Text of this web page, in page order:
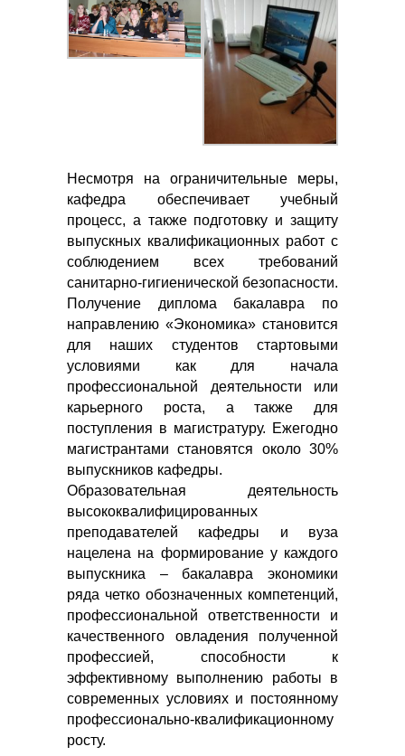
Несмотря на ограничительные меры,
кафедра обеспечивает учебный
процесс, а также подготовку и защиту
выпускных квалификационных работ с
соблюдением всех требований
санитарно-гигиенической безопасности.
Получение диплома бакалавра по
направлению «Экономика» становится
для наших студентов стартовыми
условиями как для начала
профессиональной деятельности или
карьерного роста, а также для
поступления в магистратуру. Ежегодно
магистрантами становятся около 30%
выпускников кафедры.
Образовательная деятельность
высококвалифицированных
преподавателей кафедры и вуза
нацелена на формирование у каждого
выпускника – бакалавра экономики
ряда четко обозначенных компетенций,
профессиональной ответственности и
качественного овладения полученной
профессией, способности к
эффективному выполнению работы в
современных условиях и постоянному
профессионально-квалификационному
росту.